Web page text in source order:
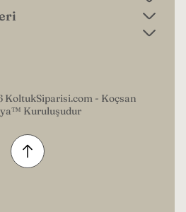
- Koçsan
Kuruluşudur